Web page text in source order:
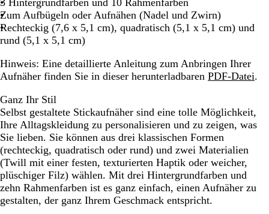
u
i
n
d
b
i
n
3 Hintergrundfarben und 10 Rahmenfarben
Zum Aufbügeln oder Aufnähen (Nadel und Zwirn)
Rechteckig (7,6 x 5,1 cm), quadratisch (5,1 x 5,1 cm) und
rund (5,1 x 5,1 cm)
Hinweis: Eine detaillierte Anleitung zum Anbringen Ihrer
Aufnäher finden Sie in dieser herunterladbaren PDF-Datei.
Ganz Ihr Stil
Selbst gestaltete Stickaufnäher sind eine tolle Möglichkeit,
Ihre Alltagskleidung zu personalisieren und zu zeigen, was
Sie lieben. Sie können aus drei klassischen Formen
(rechteckig, quadratisch oder rund) und zwei Materialien
(Twill mit einer festen, texturierten Haptik oder weicher,
plüschiger Filz) wählen. Mit drei Hintergrundfarben und
zehn Rahmenfarben ist es ganz einfach, einen Aufnäher zu
gestalten, der ganz Ihrem Geschmack entspricht.